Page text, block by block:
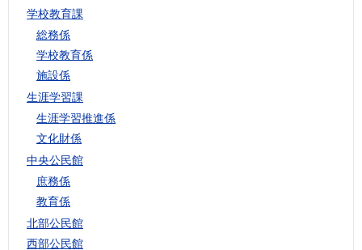
学校教育課
総務係
学校教育係
施設係
生涯学習課
生涯学習推進係
文化財係
中央公民館
庶務係
教育係
北部公民館
西部公民館